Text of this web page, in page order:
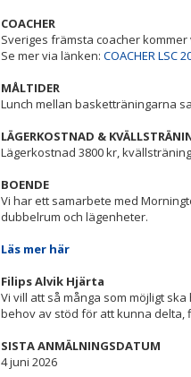
COACHER
Sveriges främsta coacher
Se mer via länken: COACHER LSC
MÅLTIDER
Lunch mellan basketträningarna
LÄGERKOSTNAD &
Lägerkostnad 3800 kr,
BOENDE
Vi har ett samarbete med
dubbelrum och lägenheter.
Läs mer här
Filips Alvik Hjärta
Vi vill att så många som möjligt
behov av stöd för att kunna delta,
SISTA ANMÄLNINGSDATUM
4 juni 2026